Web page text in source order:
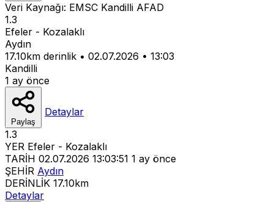
Veri Kaynağı: EMSC Kandilli AFAD
1.3
Efeler - Kozalaklı
Aydın
17.10km derinlik • 02.07.2026 • 13:03
Kandilli
1 ay önce
Paylaş
Detaylar
1.3
YER Efeler - Kozalaklı
TARİH 02.07.2026 13:03:51 1 ay önce
ŞEHİR Aydın
DERİNLİK 17.10km
Detaylar